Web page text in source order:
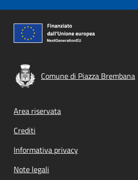
Comune di Piazza Brembana
Footer menu
Area riservata
Crediti
Informativa privacy
Note legali